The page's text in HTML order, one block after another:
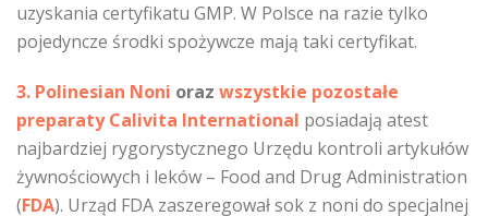
uzyskania certyfikatu GMP. W Polsce na razie tylko
pojedyncze środki spożywcze mają taki certyfikat.
3. Polinesian Noni oraz wszystkie pozostałe
preparaty Calivita International posiadają atest
najbardziej rygorystycznego Urzędu kontroli artykułów
żywnościowych i leków – Food and Drug Administration
(FDA). Urząd FDA zaszeregował sok z noni do specjalnej